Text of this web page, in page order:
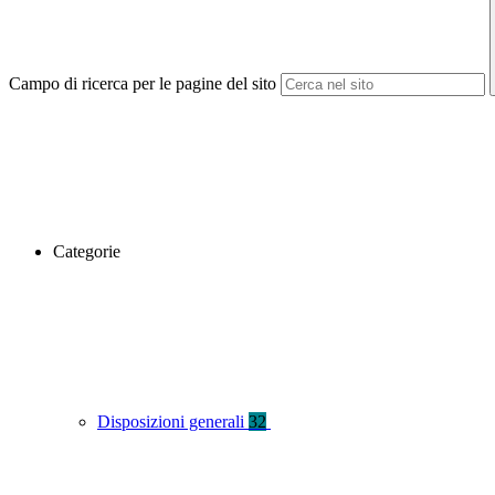
Campo di ricerca per le pagine del sito
Categorie
Disposizioni generali 32